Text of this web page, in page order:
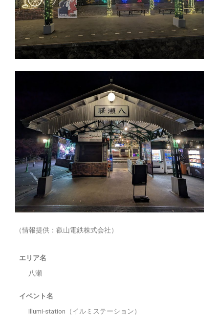
（情報提供：叡山電鉄株式会社）
エリア名
八瀬
イベント名
Illumi-station（イルミステーション）